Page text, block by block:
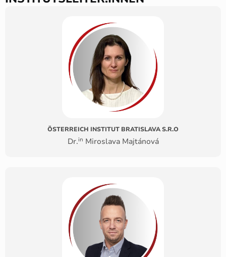
ÖSTERREICH INSTITUT BRATISLAVA S.R.O
Dr.in Miroslava Majtánová